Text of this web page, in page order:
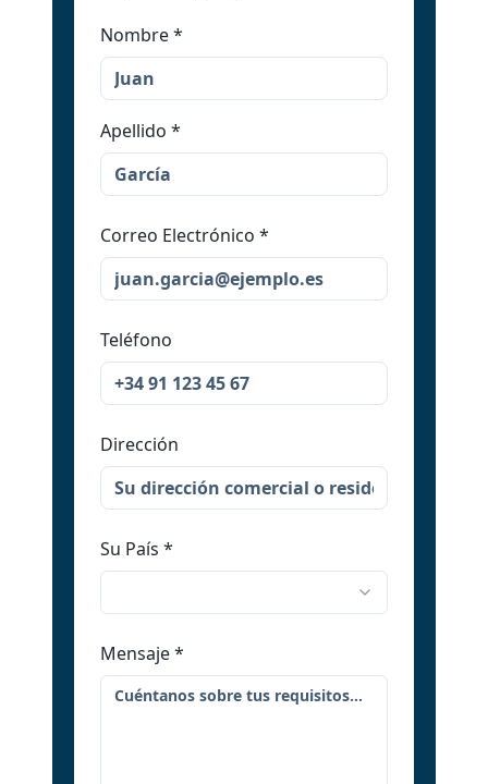
Nombre*
Apellido *
Correo Electrónico *
Teléfono
Dirección
Su País *
Mensaje*